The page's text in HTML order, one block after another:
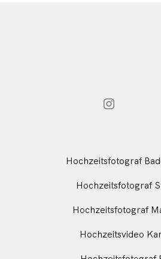
Hochzeitsvideo
Hochzeitsfotograf
Hochzeitsfotograf
Hochzeitsfotograf